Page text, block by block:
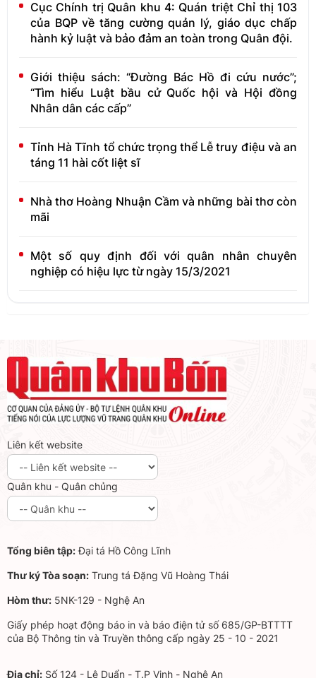
Cục Chính trị Quân khu 4: Quán triệt Chỉ thị 103
của BQP về tăng cường quản lý, giáo dục chấp
hành kỷ luật và bảo đảm an toàn trong Quân đội.
Giới thiệu sách: “Đường Bác Hồ đi cứu nước”;
“Tìm hiểu Luật bầu cử Quốc hội và Hội đồng
Nhân dân các cấp”
Tỉnh Hà Tĩnh tổ chức trọng thể Lễ truy điệu và an
táng 11 hài cốt liệt sĩ
Nhà thơ Hoàng Nhuận Cầm và những bài thơ còn
mãi
Một số quy định đối với quân nhân chuyên
nghiệp có hiệu lực từ ngày 15/3/2021
Liên kết website
Quân khu - Quân chủng
Tổng biên tập:Đại tá Hồ Công Lĩnh
Thư ký Tòa soạn: Trung tá Đặng Vũ Hoàng Thái
Hòm thư: 5NK-129 - Nghệ An
Giấy phép hoạt động báo in và báo điện tử số 685/GP-BTTTT
của Bộ Thông tin và Truyền thông cấp ngày 25 - 10 - 2021
Địa chỉ: Số 124 - Lê Duẩn - T.P Vinh - Nghệ An